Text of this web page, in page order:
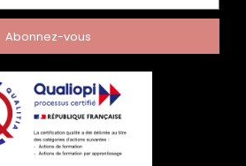
Abonnez-vous